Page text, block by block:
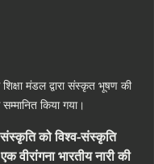
शिक्षा मंडल द्वारा संस्कृत भूषण की
किया गया।
को विश्व-संस्कृति
वीरांगना भारतीय नारी की